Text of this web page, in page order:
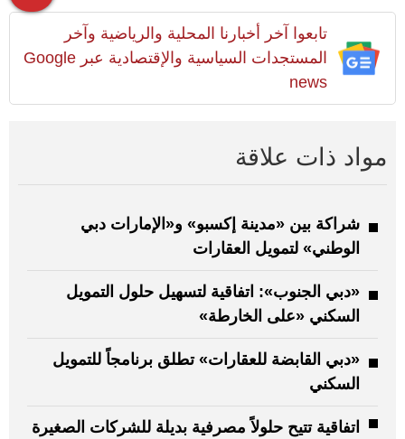
تابعوا آخر أخبارنا المحلية والرياضية وآخر
المستجدات السياسية والإقتصادية عبر Google
news
مواد ذات علاقة
شراكة بين «مدينة إكسبو» و«الإمارات دبي
الوطني» لتمويل العقارات
«دبي الجنوب»: اتفاقية لتسهيل حلول التمويل
السكني «على الخارطة»
«دبي القابضة للعقارات» تطلق برنامجاً للتمويل
السكني
اتفاقية تتيح حلولاً مصرفية بديلة للشركات الصغيرة